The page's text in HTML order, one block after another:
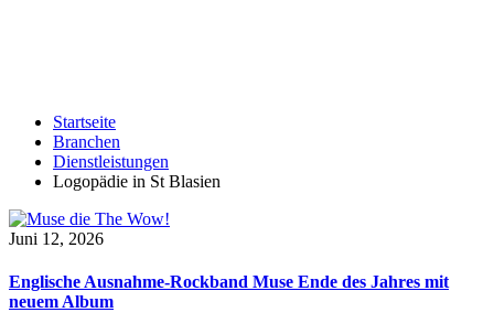
Startseite
Branchen
Dienstleistungen
Logopädie in St Blasien
Juni 12, 2026
Englische Ausnahme-Rockband Muse Ende des Jahres mit
neuem Album